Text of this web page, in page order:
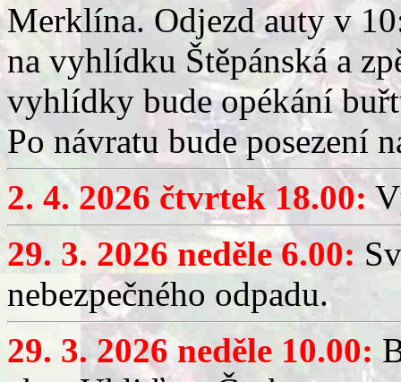
Merklína. Odjezd auty v
na vyhlídku Štěpánská a
vyhlídky bude opékání
Po návratu bude posezení
2. 4. 2026 čtvrtek 18.00:
29. 3. 2026 neděle 6.00:
nebezpečného odpadu.
29. 3. 2026 neděle 10.00: